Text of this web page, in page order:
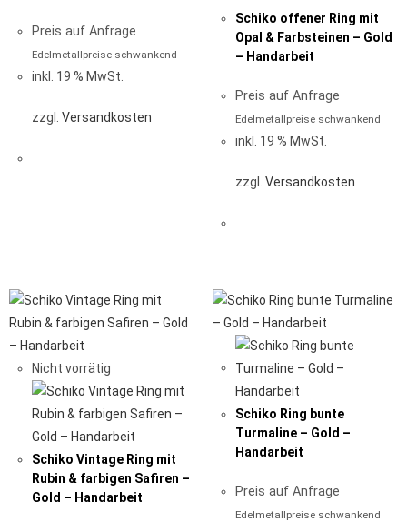
Preis auf Anfrage
Edelmetallpreise schwankend
inkl. 19 % MwSt.
zzgl. Versandkosten
Schiko offener Ring mit
Opal & Farbsteinen – Gold
– Handarbeit
Preis auf Anfrage
Edelmetallpreise schwankend
inkl. 19 % MwSt.
zzgl. Versandkosten
Nicht vorrätig
Schiko Vintage Ring mit
Rubin & farbigen Safiren –
Gold – Handarbeit
Schiko Ring bunte
Turmaline – Gold –
Handarbeit
Preis auf Anfrage
Edelmetallpreise schwankend